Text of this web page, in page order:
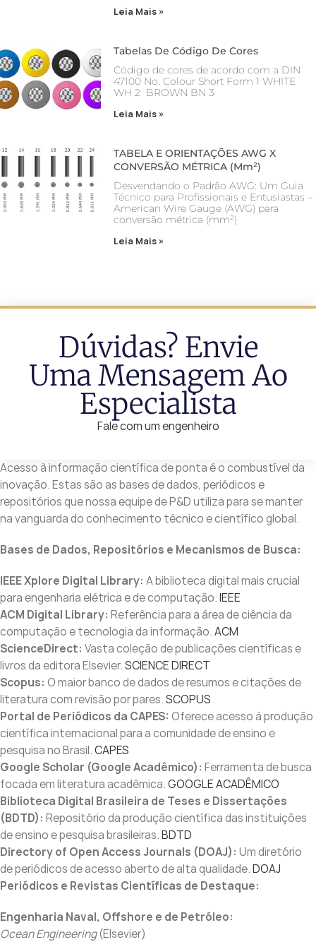
Leia Mais »
Tabelas De Código De Cores
Código de cores de acordo com a DIN
47100 No. Colour Short Form 1 WHITE
WH 2 BROWN BN 3
Leia Mais »
TABELA E ORIENTAÇÕES AWG X
CONVERSÃO MÉTRICA (mm²)
Desvendando o Padrão AWG: Um Guia
Técnico para Profissionais e Entusiastas –
American Wire Gauge (AWG) para
conversão métrica (mm²)
Leia Mais »
Dúvidas? Envie
Uma Mensagem Ao
Especialista
Fale com um engenheiro
Acesso à informação científica de ponta é o combustível da
inovação. Estas são as bases de dados, periódicos e
repositórios que nossa equipe de P&D utiliza para se manter
na vanguarda do conhecimento técnico e científico global.
Bases de Dados, Repositórios e Mecanismos de Busca:
IEEE Xplore Digital Library: A biblioteca digital mais crucial
para engenharia elétrica e de computação.IEEE
ACM Digital Library: Referência para a área de ciência da
computação e tecnologia da informação.ACM
ScienceDirect: Vasta coleção de publicações científicas e
livros da editora Elsevier.SCIENCE DIRECT
Scopus: O maior banco de dados de resumos e citações de
literatura com revisão por pares.SCOPUS
Portal de Periódicos da CAPES: Oferece acesso à produção
científica internacional para a comunidade de ensino e
pesquisa no Brasil.CAPES
Google Scholar (Google Acadêmico): Ferramenta de busca
focada em literatura acadêmica.GOOGLE ACADÊMICO
Biblioteca Digital Brasileira de Teses e Dissertações
(BDTD): Repositório da produção científica das instituições
de ensino e pesquisa brasileiras.BDTD
Directory of Open Access Journals (DOAJ): Um diretório
de periódicos de acesso aberto de alta qualidade.DOAJ
Periódicos e Revistas Científicas de Destaque:
Engenharia Naval, Offshore e de Petróleo:
Ocean Engineering(Elsevier)